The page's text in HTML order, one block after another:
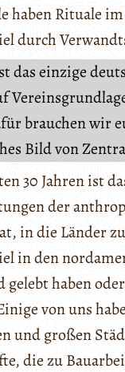
haben Rituale
durch
das einzige
brauchen wir
Bild von
30 Jahren ist
der
in die Länder
in den
gelebt haben
von uns
und großen
die zu